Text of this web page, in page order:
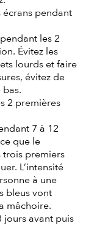
pendant
les 2
Évitez les
lourds et faire
évitez de
2 premières
7 à 12
que le
trois premiers
L’intensité
à une
bleus vont
mâchoire.
jours avant puis